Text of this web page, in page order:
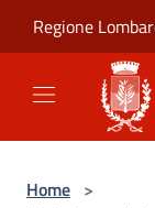
Regione
Home >